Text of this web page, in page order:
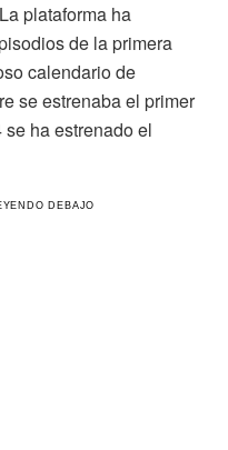
plataforma ha
de la primera
calendario de
se estrenaba el primer
ha estrenado el